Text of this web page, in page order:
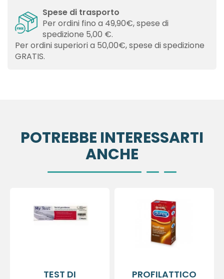
Spese di trasporto
Per ordini fino a 49,90€, spese di
spedizione 5,00 €.
Per ordini superiori a 50,00€, spese di spedizione
GRATIS.
POTREBBE INTERESSARTI
ANCHE
TEST DI
PROFILATTICO